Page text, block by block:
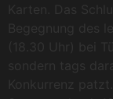
Karten. Das
Begegnung des
(18.30 Uhr) bei
sondern tags
Konkurrenz